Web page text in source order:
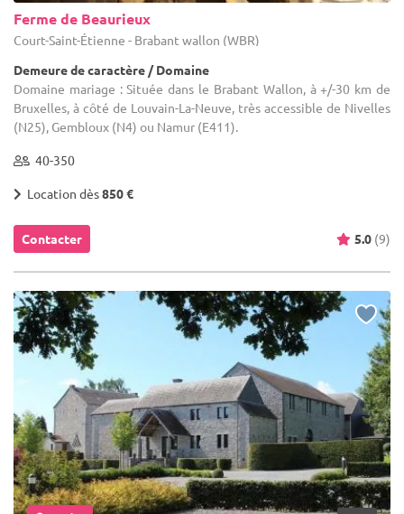
Ferme de Beaurieux
Court-Saint-Étienne - Brabant wallon (WBR)
Demeure de caractère / Domaine
Domaine mariage : Située dans le Brabant Wallon, à +/-30 km de
Bruxelles, à côté de Louvain-La-Neuve, très accessible de Nivelles
(N25), Gembloux (N4) ou Namur (E411).
40-350
Location dès850 €
Contacter 5.0 (9)